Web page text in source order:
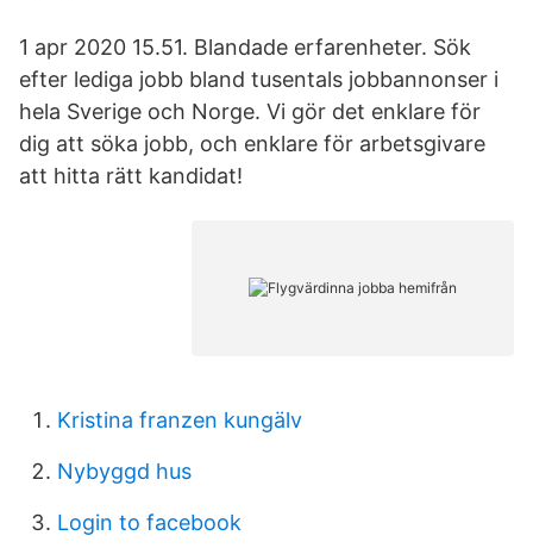
1 apr 2020 15.51. Blandade erfarenheter. Sök
efter lediga jobb bland tusentals jobbannonser i
hela Sverige och Norge. Vi gör det enklare för
dig att söka jobb, och enklare för arbetsgivare
att hitta rätt kandidat!
Kristina franzen kungälv
Nybyggd hus
Login to facebook